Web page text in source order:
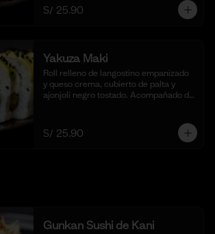
S/ 25.90
Yakuza Maki
Roll relleno de langostino empanizado
y queso crema, cubierto de palta y
ajonjolí negro tostado. Acompañado de
S/ 25.90
Gunkan Sushi de Kani